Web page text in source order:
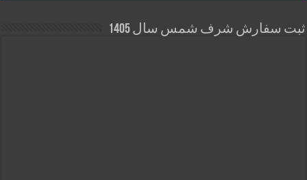
ثبت سفارش شرف شمس سال 1405